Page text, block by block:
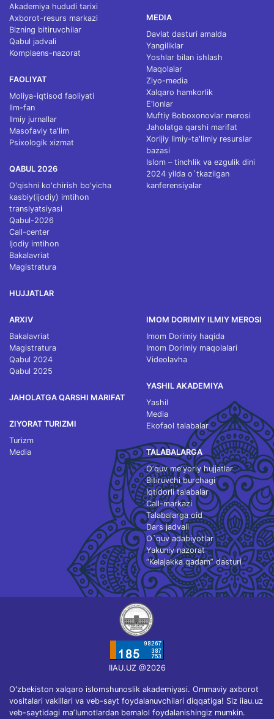
Akademiya hududi tarixi
Axborot-resurs markazi
Bizning bitiruvchilar
Qabul jadvali
Komplaens-nazorat
FAOLIYAT
Moliya-iqtisod faoliyati
Ilm-fan
Ilmiy jurnallar
Masofaviy ta'lim
Psixologik xizmat
QABUL 2026
O'qishni ko'chirish bo'yicha
kasbiy(ijodiy) imtihon
translyatsiyasi
Qabul-2026
Call-center
Ijodiy imtihon
Bakalavriat
Magistratura
HUJJATLAR
MEDIA
Davlat dasturi amalda
Yangiliklar
Yoshlar bilan ishlash
Maqolalar
Ziyo-media
Xalqaro hamkorlik
E'lonlar
Muftiy Boboxonovlar merosi
Jaholatga qarshi marifat
Xorijiy Ilmiy-ta'limiy resurslar
bazasi
Islom – tinchlik va ezgulik dini
2024 yilda o`tkazilgan
kanferensiyalar
ARXIV
Bakalavriat
Magistratura
Qabul 2024
Qabul 2025
JAHOLATGA QARSHI MARIFAT
ZIYORAT TURIZMI
Turizm
Media
IMOM DORIMIY ILMIY MEROSI
Imom Dorimiy haqida
Imom Dorimiy maqolalari
Videolavha
YASHIL AKADEMIYA
Yashil
Media
Ekofaol talabalar
TALABALARGA
O‘quv me'yoriy hujjatlar
Bitiruvchi burchagi
Iqtidorli talabalar
Call-markazi
Talabalarga oid
Dars jadvali
O`quv adabiyotlar
Yakuniy nazorat
“Kelajakka qadam” dasturi
IIAU.UZ @2026
Oʻzbekiston xalqaro islomshunoslik akademiyasi. Ommaviy axborot
vositalari vakillari va veb-sayt foydalanuvchilari diqqatiga! Siz iiau.uz
veb-saytidagi maʼlumotlardan bemalol foydalanishingiz mumkin.